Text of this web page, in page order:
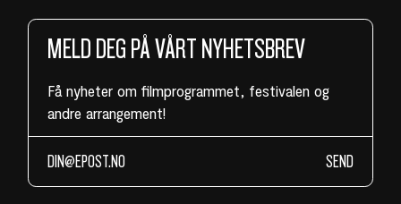
MELD DEG PÅ VÅRT NYHETSBREV
Få nyheter om filmprogrammet, festivalen og
andre arrangement!
SEND